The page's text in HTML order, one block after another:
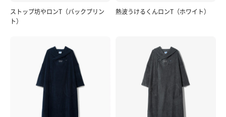
ストップ坊やロンT（バックプリン
ト）
熱波うけるくんロンT（ホワイト）